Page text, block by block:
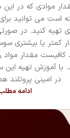
موادی که در این
تهیه کنید. در
کمتر یا بیشتری
کافیست مقدار
با آموزش تهیه
در امینی پروتلند
ادامه